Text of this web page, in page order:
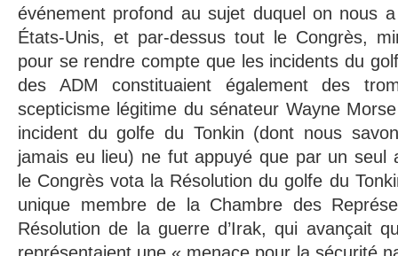
événement profond au sujet duquel on nous
États-Unis, et par-dessus tout le Congrès,
pour se rendre compte que les incidents du
des ADM constituaient également des
scepticisme légitime du sénateur Wayne
incident du golfe du Tonkin (dont nous
jamais eu lieu) ne fut appuyé que par un seul
le Congrès vota la Résolution du golfe du
unique membre de la Chambre des
Résolution de la guerre d’Irak, qui avançait